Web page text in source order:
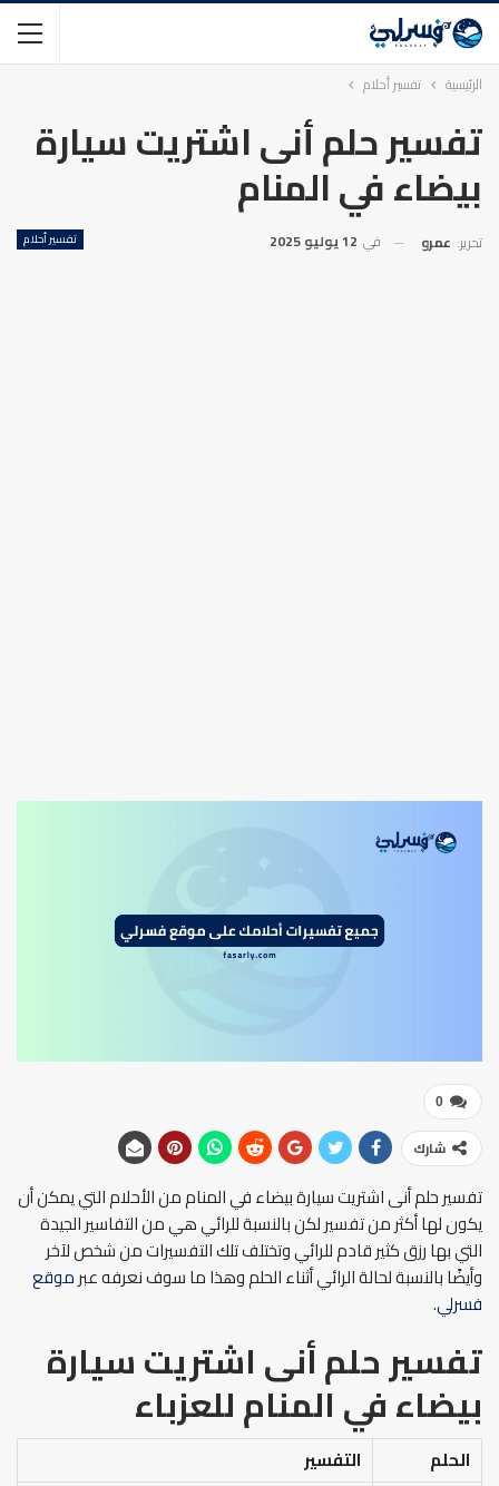
الرئيسية تفسير أحلام
تفسير حلم أنى اشتريت سيارة
بيضاء في المنام
تفسير أحلام تحرير: عمرو في 12 يوليو 2025
0
شارك
تفسير حلم أنى اشتريت سيارة بيضاء في المنام من الأحلام التي يمكن أن
يكون لها أكثر من تفسير لكن بالنسبة للرائي هي من التفاسير الجيدة
التي بها رزق كثير قادم للرائي وتختلف تلك التفسيرات من شخص لآخر
وأيضًا بالنسبة لحالة الرائي أثناء الحلم وهذا ما سوف نعرفه عبرموقع
فسرلي.
تفسير حلم أنى اشتريت سيارة
بيضاء في المنامللعزباء
الحلم
التفسير